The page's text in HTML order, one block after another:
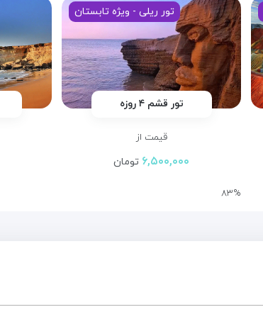
تور ریلی - ویژه تابستان
تور قشم ۴ روزه
قیمت از
۶,۵۰۰,۰۰۰ تومان
۸۳%